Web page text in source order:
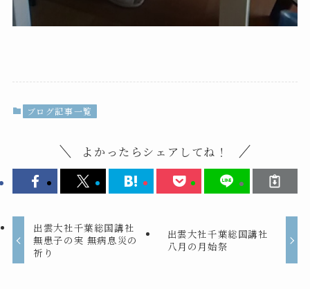
ブログ記事一覧
よかったらシェアしてね！
出雲大社千葉総国講社
無患子の実 無病息災の
祈り
出雲大社千葉総国講社
八月の月始祭